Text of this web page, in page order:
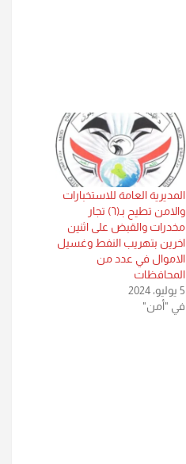
المديرية العامة للاستخبارات
والامن تطيح بـ(٦) تجار
مخدرات والقبض على اثنين
اخرين بتهريب النفط وغسيل
الاموال في عدد من
المحافظات
5 يوليو، 2024
في "أمن"